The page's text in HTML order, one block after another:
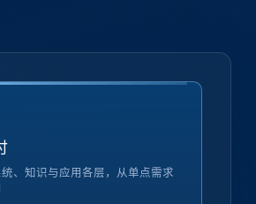
、知识与应用各层，从单点需求